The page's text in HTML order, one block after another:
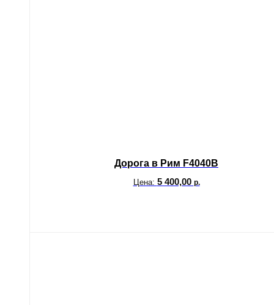
Дорога в Рим F4040B
Цена: 5 400,00 р.